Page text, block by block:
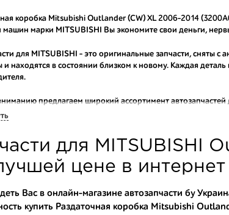
коробка Mitsubishi Outlander (CW) XL 2006-2014
машин марки MITSUBISHI Вы экономите свои деньги,
для MITSUBISHI - это оригинальные запчасти, сняты
и находятся в состоянии близком к новому. Каждая
предлагаем широкий ассортимент автозапчастей
продаем оригинальные и высококачественные запчасти,
оптовые клиенты рекомендуют именно нашу разборку
оптовую партию деталей для японских автомобилей,
партию. Также мы поможем с правильным выбором по
по цене;
для MITSUBISHI
цене в
Вас в онлайн-магазине автозапчасти бу
купить Раздаточная коробка Mitsubishi